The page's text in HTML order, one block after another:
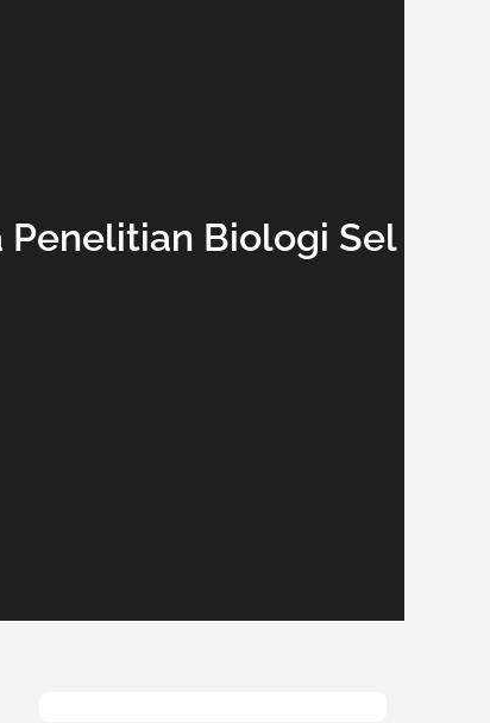
Penelitian Biologi Sel